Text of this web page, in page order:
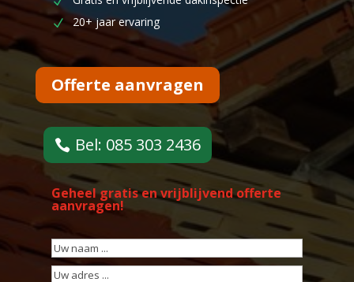
20+ jaar ervaring
Offerte aanvragen
Bel: 085 303 2436
Geheel gratis en vrijblijvend offerte
aanvragen!
Uw
naam(Vereist)
Uw